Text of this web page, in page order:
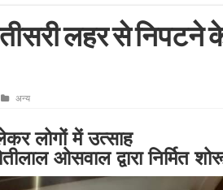
तीसरी लहर से निपटने
अन्य
लोगों में उत्साह
ओसवाल द्वारा निर्मित